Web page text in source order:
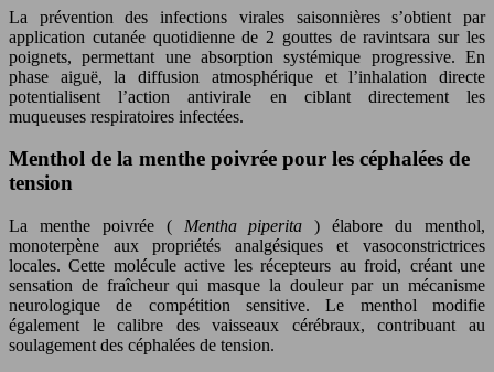
La prévention des infections virales saisonnières s’obtient par
application cutanée quotidienne de 2 gouttes de ravintsara sur les
poignets, permettant une absorption systémique progressive. En
phase aiguë, la diffusion atmosphérique et l’inhalation directe
potentialisent l’action antivirale en ciblant directement les
muqueuses respiratoires infectées.
Menthol de la menthe poivrée pour les céphalées de
tension
La menthe poivrée ( Mentha piperita) élabore du menthol,
monoterpène aux propriétés analgésiques et vasoconstrictrices
locales. Cette molécule active les récepteurs au froid, créant une
sensation de fraîcheur qui masque la douleur par un mécanisme
neurologique de compétition sensitive. Le menthol modifie
également le calibre des vaisseaux cérébraux, contribuant au
soulagement des céphalées de tension.